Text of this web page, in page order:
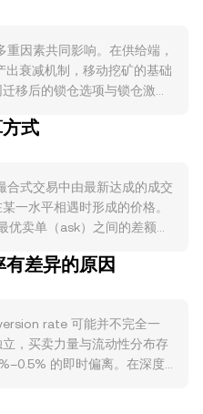
因素共同影响。在供给端，
衰减机制，移动挖矿的基础
移后的锁仓选项与锁仓激
给变化更多取决于 KYC 完
新用例落地，这些都会提升
响 PI/USD 的 conversion
密资产在情绪上高度联动，
走强与避险情绪升温通常压
都会影响法币出入金便利与
的成交深度和定价。技术层
续品种，其资金费率变化、到
式
式交易中由最新达成的成交
一水平相遇时形成的价格。
卖单（ask）之间的差额构
成交量加权平均价
，可用基础算式：USD
rate，以及 PI Amount =
以估算卖出或买入时的名义
差异的原因
rate 可能并不完全一
，买卖力量与流动性分布存
的即时偏离。在深度